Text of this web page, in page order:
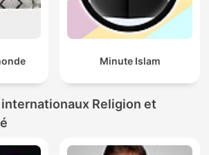
Minute Islam
Religion et